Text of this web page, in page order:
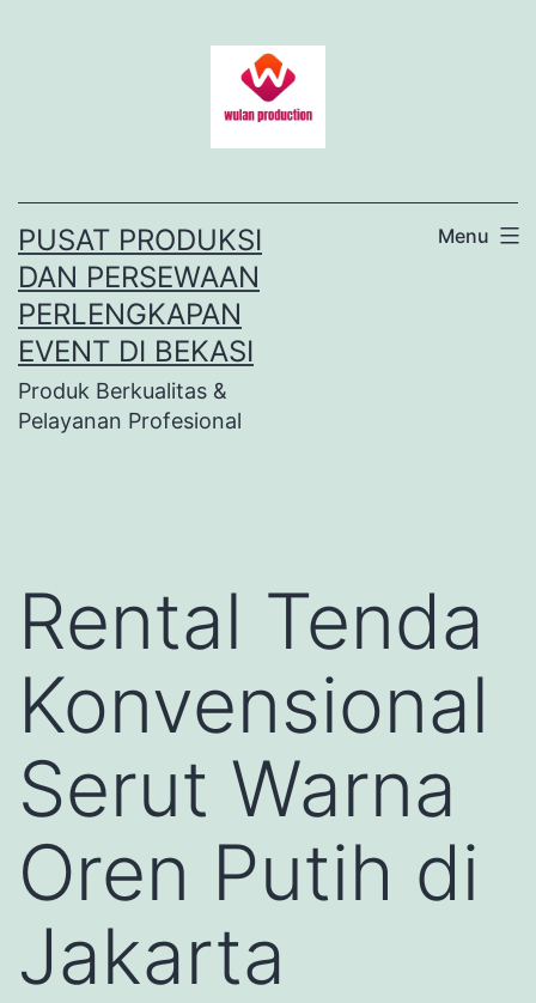
PUSAT PRODUKSI
DAN PERSEWAAN
PERLENGKAPAN
EVENT DI BEKASI
Produk Berkualitas &
Pelayanan Profesional
Menu
Rental Tenda
Konvensional
Serut Warna
Oren Putih di
Jakarta